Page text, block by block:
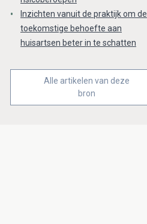
Inzichten vanuit de praktijk om de
toekomstige behoefte aan
huisartsen beter in te schatten
Alle artikelen van deze
bron